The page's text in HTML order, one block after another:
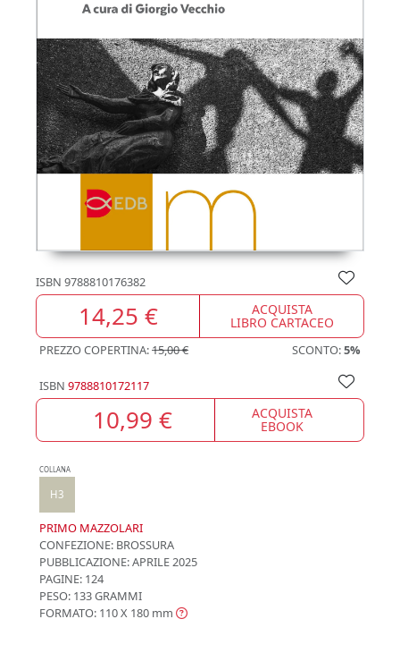
ISBN 9788810176382
14,25 € ACQUISTA
LIBRO CARTACEO
PREZZO COPERTINA:15,00 € SCONTO:5%
ISBN 9788810172117
10,99 € ACQUISTA
EBOOK
COLLANA
H3
PRIMO MAZZOLARI
CONFEZIONE: BROSSURA
PUBBLICAZIONE:APRILE 2025
PAGINE: 124
PESO: 133 GRAMMI
FORMATO: 110 X 180 mm